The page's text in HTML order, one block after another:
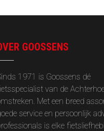
GOOSSENS
1971 is Goossens dé
van de
Met een breed
service en persoonlijk
is elke